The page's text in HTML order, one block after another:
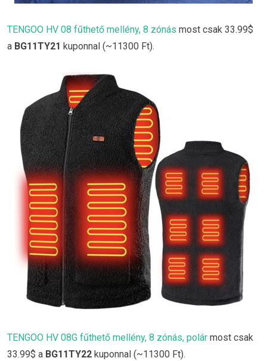
TENGOO HV 08 fűthető mellény, 8 zónás most csak 33.99$
a BG11TY21 kuponnal (~11300 Ft).
TENGOO HV 08G fűthető mellény, 8 zónás, polár most csak
33.99$ a BG11TY22 kuponnal (~11300 Ft).